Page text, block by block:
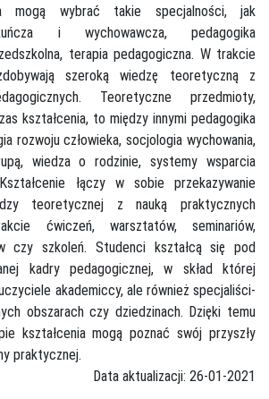
mogą wybrać takie specjalności, jak
i wychowawcza, pedagogika
terapia pedagogiczna. W trakcie
szeroką wiedzę teoretyczną z
Teoretyczne przedmioty,
kształcenia, to między innymi pedagogika
rozwoju człowieka, socjologia wychowania,
wiedza o rodzinie, systemy wsparcia
łączy w sobie przekazywanie
teoretycznej z nauką praktycznych
ćwiczeń, warsztatów, seminariów,
czy szkoleń. Studenci kształcą się pod
kadry pedagogicznej, w skład której
akademiccy, ale również specjaliści-
obszarach czy dziedzinach. Dzięki temu
kształcenia mogą poznać swój przyszły
praktycznej.
Data aktualizacji: 26-01-2021